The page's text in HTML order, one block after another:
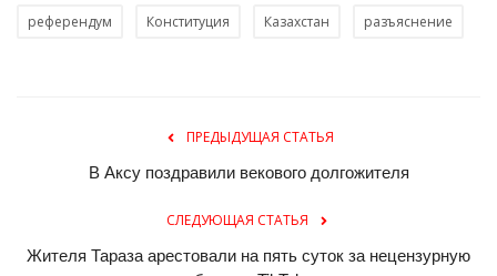
референдум Конституция Казахстан разъяснение
ПРЕДЫДУЩАЯ СТАТЬЯ
В Аксу поздравили векового долгожителя
СЛЕДУЮЩАЯ СТАТЬЯ
Жителя Тараза арестовали на пять суток за нецензурную